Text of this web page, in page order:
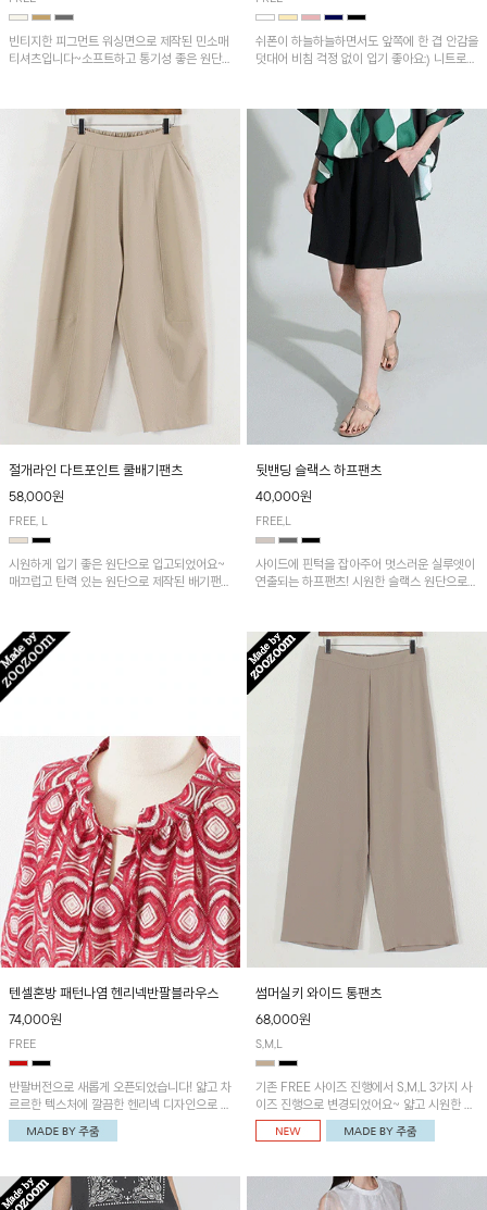
빈티지한 피그먼트 워싱면으로 제작된 민소매
티셔츠입니다~소프트하고 통기성 좋은 원단
쉬폰이 하늘하늘하면서도 앞쪽에 한 겹 안감을
덧대어 비침 걱정 없이 입기 좋아요:) 니트로
절개라인 다트포인트 쿨배기팬츠
58,000원
FREE, L
시원하게 입기 좋은 원단으로 입고되었어요~
매끄럽고 탄력 있는 원단으로 제작된 배기팬츠
뒷밴딩 슬랙스 하프팬츠
40,000원
FREE,L
사이드에 핀턱을 잡아주어 멋스러운 실루엣이
연출되는 하프팬츠! 시원한 슬랙스 원단으로
텐셀혼방 패턴나염 헨리넥반팔블라우스
74,000원
FREE
반팔버전으로 새롭게 오픈되었습니다! 얇고 차
르르한 텍스처에 깔끔한 헨리넥 디자인으로 제
작된 블라우스예요~볼륨감있는 소매 셔링과
세련된 나염패턴으로 유니크한 매력 UP!
썸머실키 와이드 통팬츠
68,000원
S,M,L
기존 FREE 사이즈 진행에서 S,M,L 3가지 사
이즈 진행으로 변경되었어요~ 얇고 시원한 원
단으로 제작된 와이드팬츠! 베이직한 디자인으
로 코디 활용도가 높은 아이템이에요~